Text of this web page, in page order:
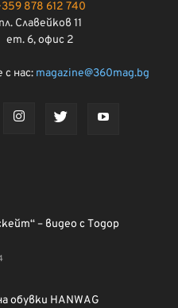
878 612 740
пл. Славейков 11
ет. 6, офис 2
нас: magazine@360mag.bg
– видео с Тодор
обувки HANWAG